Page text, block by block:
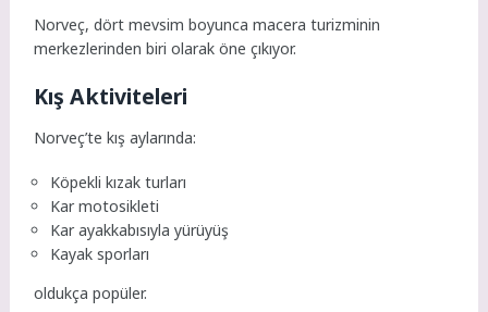
Norveç, dört mevsim boyunca macera turizminin
merkezlerinden biri olarak öne çıkıyor.
Kış Aktiviteleri
Norveç’te kış aylarında:
Köpekli kızak turları
Kar motosikleti
Kar ayakkabısıyla yürüyüş
Kayak sporları
oldukça popüler.